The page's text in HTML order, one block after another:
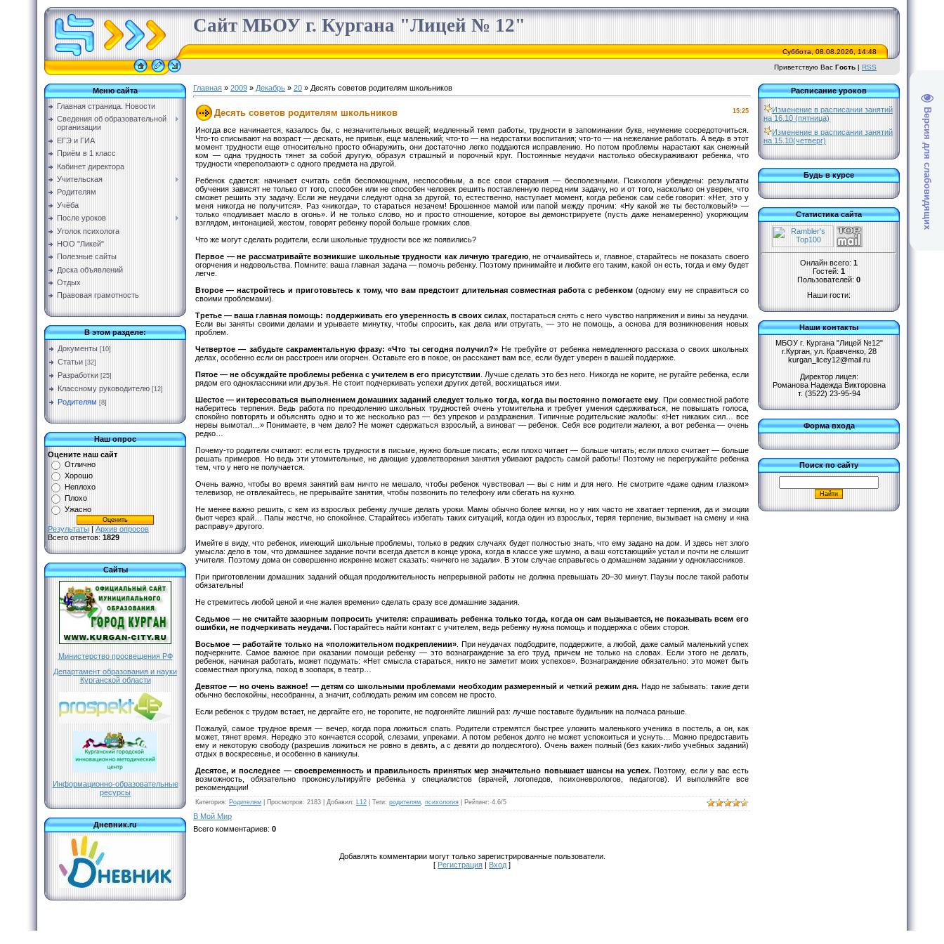
Версия для слабовидящих
Сайт МБОУ г. Кургана "Лицей № 12"
Суббота, 08.08.2026, 14:48
Приветствую Вас Гость | RSS
Меню сайта
Главная страница. Новости
Сведения об образовательной
организации
ЕГЭ и ГИА
Приём в 1 класс
Кабинет директора
Учительская
Родителям
Учёба
После уроков
Уголок психолога
НОО "Ликей"
Полезные сайты
Доска объявлений
Отдых
Правовая грамотность
В этом разделе:
Документы [10]
Статьи [32]
Разработки [25]
Классному руководителю [12]
Родителям [8]
Наш опрос
Оцените наш сайт
Отлично
Хорошо
Неплохо
Плохо
Ужасно
Результаты | Архив опросов
Всего ответов: 1829
Сайты
Министерство просвещения РФ
Департамент образования и науки
Курганской области
Информационно-образовательные
ресурсы
Дневник.ru
Главная » 2009 » Декабрь » 20 » Десять советов родителям школьников
15:25
Десять советов родителям школьников
Иногда все начинается, казалось бы, с незначительных вещей; медленный темп работы, трудности в запоминании букв, неумение сосредоточиться.
Что-то списывают на возраст — дескать, не привык, еще маленький; что-то — на недостатки воспитания; что-то — на нежелание работать. А ведь в этот
момент трудности еще относительно просто обнаружить, они достаточно легко поддаются исправлению. Но потом проблемы нарастают как снежный
ком — одна трудность тянет за собой другую, образуя страшный и порочный круг. Постоянные неудачи настолько обескураживают ребенка, что
трудности «переползают» с одного предмета на другой.
Ребенок сдается: начинает считать себя беспомощным, неспособным, а все свои старания — бесполезными. Психологи убеждены: результаты
обучения зависят не только от того, способен или не способен человек решить поставленную перед ним задачу, но и от того, насколько он уверен, что
сможет решить эту задачу. Если же неудачи следуют одна за другой, то, естественно, наступает момент, когда ребенок сам себе говорит: «Нет, это у
меня никогда не получится». Раз «никогда», то стараться незачем! Брошенное мамой или папой между прочим: «Ну какой же ты бестолковый!» —
только «подливает масло в огонь». И не только слово, но и просто отношение, которое вы демонстрируете (пусть даже ненамеренно) укоряющим
взглядом, интонацией, жестом, говорят ребенку порой больше громких слов.
Что же могут сделать родители, если школьные трудности все же появились?
Первое — не рассматривайте возникшие школьные трудности как личную трагедию, не отчаивайтесь и, главное, старайтесь не показать своего
огорчения и недовольства. Помните: ваша главная задача — помочь ребенку. Поэтому принимайте и любите его таким, какой он есть, тогда и ему будет
легче.
Второе — настройтесь и приготовьтесь к тому, что вам предстоит длительная совместная работа с ребенком(одному ему не справиться со
своими проблемами).
Третье — ваша главная помощь: поддерживать его уверенность в своих силах , постараться снять с него чувство напряжения и вины за неудачи.
Если вы заняты своими делами и урываете минутку, чтобы спросить, как дела или отругать, — это не помощь, а основа для возникновения новых
проблем.
Четвертое — забудьте сакраментальную фразу: «Что ты сегодня получил?» Не требуйте от ребенка немедленного рассказа о своих школьных
делах, особенно если он расстроен или огорчен. Оставьте его в покое, он расскажет вам все, если будет уверен в вашей поддержке.
Пятое — не обсуждайте проблемы ребенка с учителем в его присутствии . Лучше сделать это без него. Никогда не корите, не ругайте ребенка, если
рядом его одноклассники или друзья. Не стоит подчеркивать успехи других детей, восхищаться ими.
Шестое — интересоваться выполнением домашних заданий следует только тогда, когда вы постоянно помогаете ему . При совместной работе
наберитесь терпения. Ведь работа по преодолению школьных трудностей очень утомительна и требует умения сдерживаться, не повышать голоса,
спокойно повторять и объяснять одно и то же несколько раз — без упреков и раздражения. Типичные родительские жалобы: «Нет никаких сил… все
нервы вымотал…» Понимаете, в чем дело? Не может сдержаться взрослый, а виноват — ребенок. Себя все родители жалеют, а вот ребенка — очень
редко…
Почему-то родители считают: если есть трудности в письме, нужно больше писать; если плохо читает — больше читать; если плохо считает — больше
решать примеров. Но ведь эти утомительные, не дающие удовлетворения занятия убивают радость самой работы! Поэтому не перегружайте ребенка
тем, что у него не получается.
Очень важно, чтобы во время занятий вам ничто не мешало, чтобы ребенок чувствовал — вы с ним и для него. Не смотрите «даже одним глазком»
телевизор, не отвлекайтесь, не прерывайте занятия, чтобы позвонить по телефону или сбегать на кухню.
Не менее важно решить, с кем из взрослых ребенку лучше делать уроки. Мамы обычно более мягки, но у них часто не хватает терпения, да и эмоции
бьют через край… Папы жестче, но спокойнее. Старайтесь избегать таких ситуаций, когда один из взрослых, теряя терпение, вызывает на смену и «на
расправу» другого.
Имейте в виду, что ребенок, имеющий школьные проблемы, только в редких случаях будет полностью знать, что ему задано на дом. И здесь нет злого
умысла: дело в том, что домашнее задание почти всегда дается в конце урока, когда в классе уже шумно, а ваш «отстающий» устал и почти не слышит
учителя. Поэтому дома он совершенно искренне может сказать: «ничего не задали». В этом случае справьтесь о домашнем задании у одноклассников.
При приготовлении домашних заданий общая продолжительность непрерывной работы не должна превышать 20–30 минут. Паузы после такой работы
обязательны!
Не стремитесь любой ценой и «не жалея времени» сделать сразу все домашние задания.
Седьмое — не считайте зазорным попросить учителя: спрашивать ребенка только тогда, когда он сам вызывается, не показывать всем его
ошибки, не подчеркивать неудачи. Постарайтесь найти контакт с учителем, ведь ребенку нужна помощь и поддержка с обеих сторон.
Восьмое — работайте только на «положительном подкреплении» . При неудачах подбодрите, поддержите, а любой, даже самый маленький успех
подчеркните. Самое важное при оказании помощи ребенку — это вознаграждение за его труд, причем не только на словах. Если этого не делать,
ребенок, начиная работать, может подумать: «Нет смысла стараться, никто не заметит моих успехов». Вознаграждение обязательно: это может быть
совместная прогулка, поход в зоопарк, в театр…
Девятое — но очень важное! — детям со школьными проблемами необходим размеренный и четкий режим дня. Надо не забывать: такие дети
обычно беспокойны, несобранны, а значит, соблюдать режим им совсем не просто.
Если ребенок с трудом встает, не дергайте его, не торопите, не подгоняйте лишний раз: лучше поставьте будильник на полчаса раньше.
Пожалуй, самое трудное время — вечер, когда пора ложиться спать. Родители стремятся быстрее уложить маленького ученика в постель, а он, как
может, тянет время. Нередко это кончается ссорой, слезами, упреками. А потом ребенок долго не может успокоиться и уснуть… Можно предоставить
ему и некоторую свободу (разрешив ложиться не ровно в девять, а с девяти до полдесятого). Очень важен полный (без каких-либо учебных заданий)
отдых в воскресенье, и особенно в каникулы.
Десятое, и последнее — своевременность и правильность принятых мер значительно повышает шансы на успех. Поэтому, если у вас есть
возможность, обязательно проконсультируйте ребенка у специалистов (врачей, логопедов, психоневрологов, педагогов). И выполняйте все
рекомендации!
Категория: Родителям Просмотров: 2183 | Добавил: L12 Теги: родителям психология Рейтинг: 4.6/5
В Мой Мир
Всего комментариев: 0
Добавлять комментарии могут только зарегистрированные пользователи.
[ Регистрация | Вход ]
Расписание уроков
Изменение в расписании занятий
на 16.10 (пятница)
Изменение в расписании занятий
на 15.10(четверг)
Будь в курсе
Статистика сайта
Онлайн всего: 1
Гостей: 1
Пользователей: 0
Наши гости:
Наши контакты
МБОУ г. Кургана "Лицей №12"
г.Курган, ул. Кравченко, 28
kurgan_licey12@mail.ru
Директор лицея:
Романова Надежда Викторовна
т. (3522) 23-95-94
Форма входа
Поиск по сайту